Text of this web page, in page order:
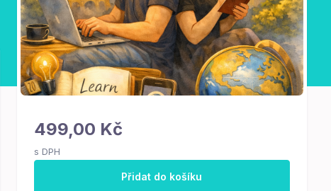
499,00 Kč
s DPH
Přidat do košíku